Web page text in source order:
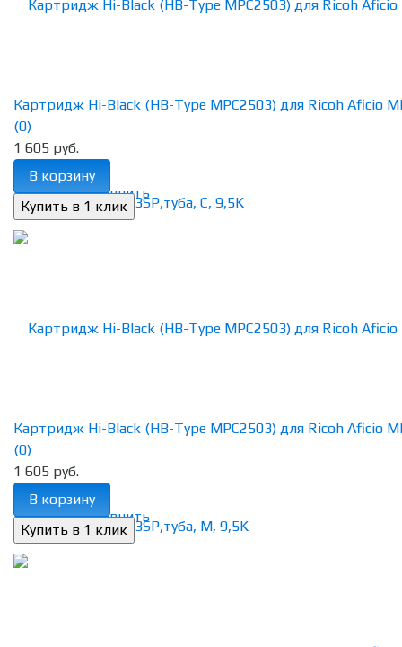
избранное сравнить
Картридж Hi-Black (HB-Type MPC2503) для Ricoh Aficio
(0)
1 605 руб.
В корзину
избранное сравнить
Картридж Hi-Black (HB-Type MPC2503) для Ricoh Aficio
(0)
1 605 руб.
В корзину